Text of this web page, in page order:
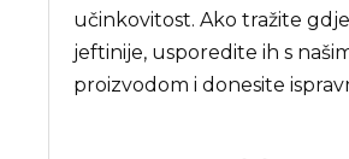
učinkovitost. Ako tražite
jeftinije, usporedite ih s
proizvodom i donesite